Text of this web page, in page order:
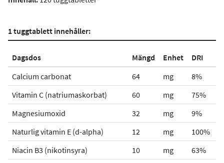
1 tuggtablett innehåller:
Dagsdos Mängd Enhet
DRI
Calcium carbonat
64 mg
8%
Vitamin C (natriumaskorbat)
60 mg
75%
Magnesiumoxid
32 mg
9%
Naturlig vitamin E (d-alpha)
12 mg
100%
Niacin B3 (nikotinsyra)
10 mg
63%